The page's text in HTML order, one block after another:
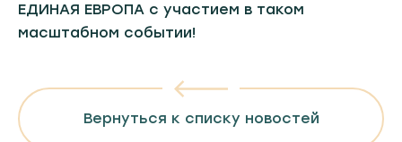
ЕДИНАЯ ЕВРОПА с участием в таком
масштабном событии!
Вернуться к списку новостей